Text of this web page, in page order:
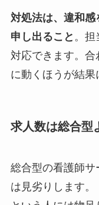
対処法は、違和
申し出ること 。担
対応できます。
に動くほうが結果
求人数は総合型
総合型の看護師
は見劣りします。